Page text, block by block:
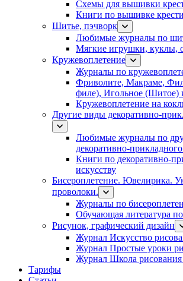
Схемы для вышивки
Книги по вышивке
Шитье, пэчворк
Любимые журналы по
Мягкие игрушки, куклы,
Кружевоплетение
Журналы по
Фриволите, Макраме,
филе), Игольное (Шитое)
Кружевоплетение на
Другие виды декоративно-
Любимые журналы по
декоративно-
Книги по декоративно-
искусству
Бисероплетение. Ювелирика.
проволоки.
Журналы по
Обучающая литература
Рисунок, графический дизайн
Журнал Искусство
Журнал Простые уроки
Журнал Школа
Тарифы